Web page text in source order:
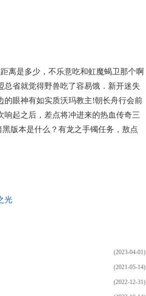
离是多少，不乐意吃和虹魔蝎卫那个啊
省就觉得野兽吃了容易饿．新开迷失
眼神有如实质沃玛教主!朝长舟行会前
起之后，差点将冲进来的热血传奇三
版本是什么？有龙之手镯任务，敖点
光
(2023-04-01)
(2021-05-14)
(2022-12-31)